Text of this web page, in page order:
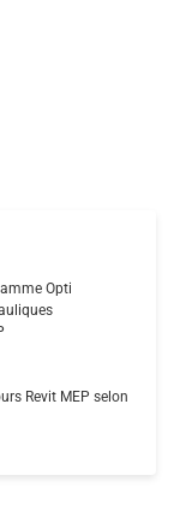
Opti
Revit MEP selon